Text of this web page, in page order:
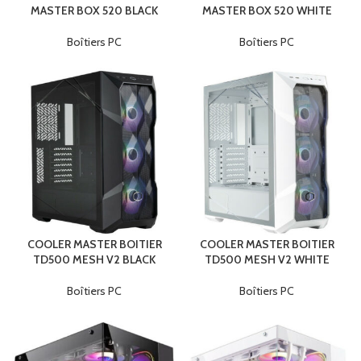
MASTER BOX 520 BLACK
Boîtiers PC
MASTER BOX 520 WHITE
Boîtiers PC
COOLER MASTER BOITIER
TD500 MESH V2 BLACK
Boîtiers PC
COOLER MASTER BOITIER
TD500 MESH V2 WHITE
Boîtiers PC